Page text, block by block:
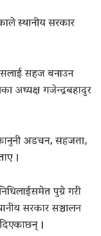
स्थानीय सरकार
सहज बनाउन
अध्यक्ष गजेन्द्रबहादुर
कानुनी अडचन, सहजता,
।
पुग्ने गरी
सरकार सञ्चालन
।